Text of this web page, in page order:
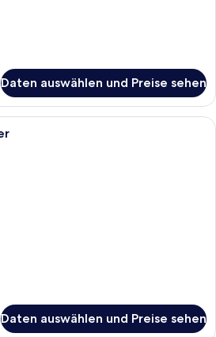
Daten auswählen und Preise sehen
Ein Hotelzimmer mit einem großen
Daten auswählen und Preise sehen